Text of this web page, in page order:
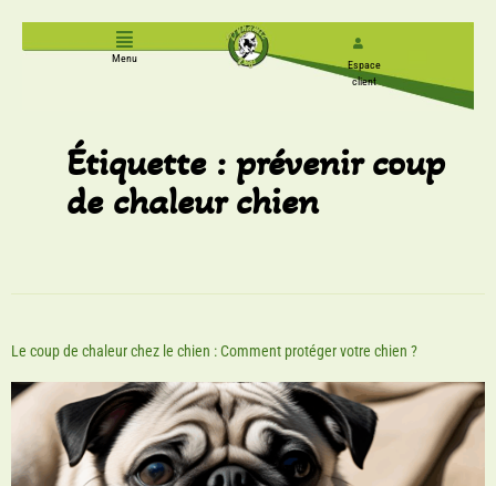
Menu
Espace
client
Étiquette : prévenir coup
de chaleur chien
Le coup de chaleur chez le chien : Comment protéger votre chien ?